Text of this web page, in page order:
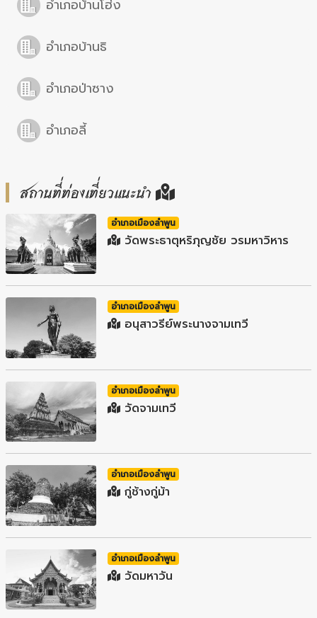
อำเภอบ้านโฮ่ง
อำเภอบ้านธิ
อำเภอป่าซาง
อำเภอลี้
สถานที่ท่องเที่ยวแนะนำ
อำเภอเมืองลำพูน
วัดพระธาตุหริภุญชัย วรมหาวิหาร
อำเภอเมืองลำพูน
อนุสาวรีย์พระนางจามเทวี
อำเภอเมืองลำพูน
วัดจามเทวี
อำเภอเมืองลำพูน
กู่ช้างกู่ม้า
อำเภอเมืองลำพูน
วัดมหาวัน